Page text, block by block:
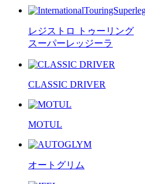
レジストロ トゥーリング
スーパーレッジーラ
CLASSIC DRIVER
MOTUL
オートグリム